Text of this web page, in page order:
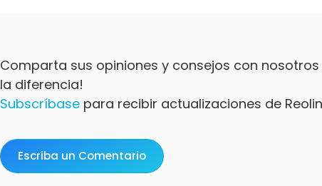
Comparta sus opiniones y consejos con
la diferencia!
Subscríbase para recibir actualizaciones de
Escriba un Comentario